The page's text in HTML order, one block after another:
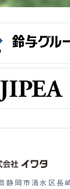
岡市清水区長